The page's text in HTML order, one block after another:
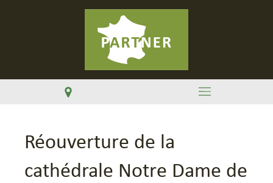
Réouverture de la
cathédrale Notre Dame de